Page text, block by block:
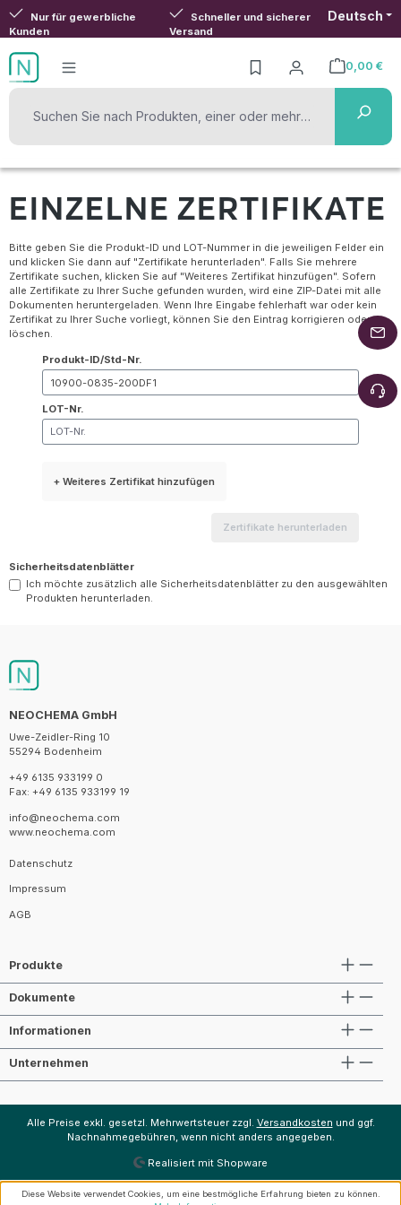
Zum Hauptinhalt springen
Nur für gewerbliche
Kunden
Schneller und sicherer
Versand
Deutsch
0,00 €
Warenkorb
EINZELNE ZERTIFIKATE
Bitte geben Sie die Produkt-ID und LOT-Nummer in die jeweiligen Felder ein
und klicken Sie dann auf "Zertifikate herunterladen". Falls Sie mehrere
Zertifikate suchen, klicken Sie auf "Weiteres Zertifikat hinzufügen". Sofern
alle Zertifikate zu Ihrer Suche gefunden wurden, wird eine ZIP-Datei mit alle
Dokumenten heruntergeladen. Wenn Ihre Eingabe fehlerhaft war oder kein
Zertifikat zu Ihrer Suche vorliegt, können Sie den Eintrag korrigieren oder
löschen.
Produkt-ID/Std-Nr.
LOT-Nr.
+ Weiteres Zertifikat hinzufügen
Zertifikate herunterladen
Sicherheitsdatenblätter
Ich möchte zusätzlich alle Sicherheitsdatenblätter zu den ausgewählten
Produkten herunterladen.
NEOCHEMA GmbH
Uwe-Zeidler-Ring 10
55294 Bodenheim
+49 6135 933199 0
Fax: +49 6135 933199 19
info@neochema.com
www.neochema.com
Datenschutz
Impressum
AGB
Produkte
Dokumente
Informationen
Unternehmen
Alle Preise exkl. gesetzl. Mehrwertsteuer zzgl. Versandkosten und ggf.
Nachnahmegebühren, wenn nicht anders angegeben.
Realisiert mit Shopware
Diese Website verwendet Cookies, um eine bestmögliche Erfahrung bieten zu können.